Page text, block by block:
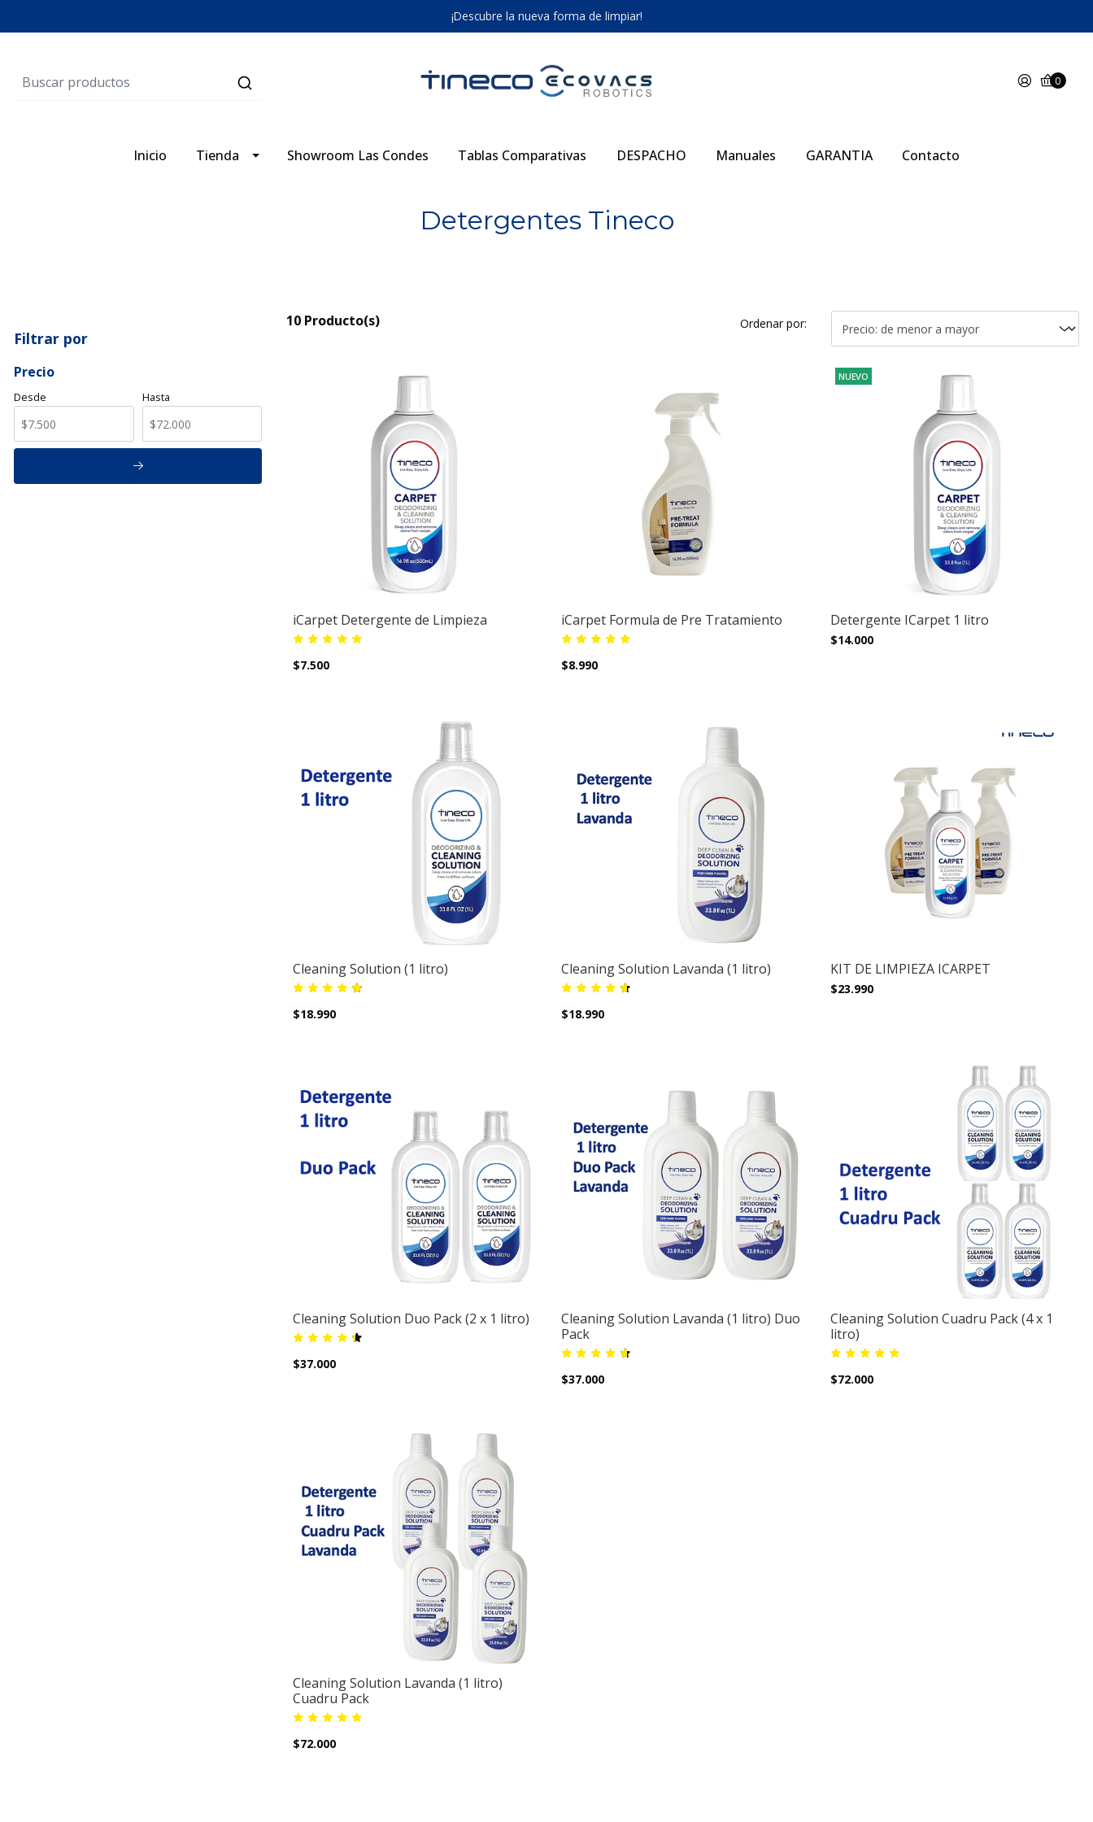
¡Descubre la nueva forma de limpiar!
0
Inicio Tienda Showroom Las Condes Tablas Comparativas DESPACHO Manuales GARANTIA Contacto
Detergentes Tineco
Filtrar por
Precio
Desde Hasta
10 Producto(s) Ordenar por:
iCarpet Detergente de Limpieza
$7.500
iCarpet Formula de Pre Tratamiento
$8.990
NUEVO
Detergente ICarpet 1 litro
$14.000
Cleaning Solution (1 litro)
$18.990
Cleaning Solution Lavanda (1 litro)
$18.990
KIT DE LIMPIEZA ICARPET
$23.990
Cleaning Solution Duo Pack (2 x 1 litro)
$37.000
Cleaning Solution Lavanda (1 litro) Duo
Pack
$37.000
Cleaning Solution Cuadru Pack (4 x 1
litro)
$72.000
Cleaning Solution Lavanda (1 litro)
Cuadru Pack
$72.000